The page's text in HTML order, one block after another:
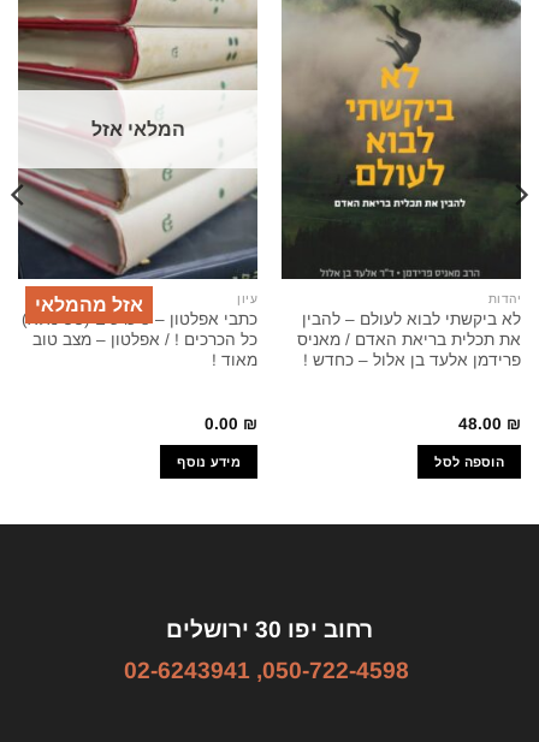
יהדות
לא ביקשתי לבוא לעולם – להבין
את תכלית בריאת האדם / מאניס
פרידמן אלעד בן אלול – כחדש !
48.00 ₪
הוספה לסל
המלאי אזל
אזל מהמלאי עיון
כתבי אפלטון – 5 כרכים (סט מלא)
כל הכרכים ! / אפלטון – מצב טוב
מאוד !
0.00 ₪
מידע נוסף
רחוב יפו 30 ירושלים
050-722-4598
,
02-6243941